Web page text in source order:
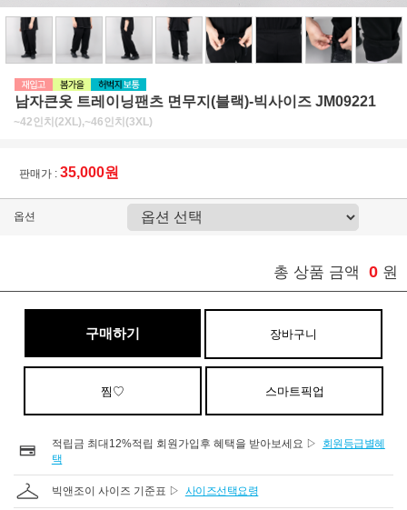
남자큰옷 트레이닝팬츠 면무지(블랙)-빅사이즈 JM09221
~42인치(2XL),~46인치(3XL)
판매가 : 35,000원
옵션
총 상품 금액 0 원
구매하기 장바구니
찜♡ 스마트픽업
적립금 최대12%적립 회원가입후 혜택을 받아보세요 ▷
회원등급별혜
택
빅앤조이 사이즈 기준표 ▷ 사이즈선택요령